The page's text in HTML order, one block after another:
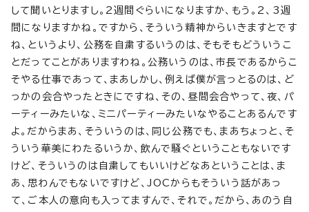
して聞いとりますし。2週間ぐらいになりますか、もう。2、3週
間になりますかね。ですから、そういう精神からいきますとです
ね、というより、公務を自粛するいうのは、そもそもどういうこ
とだってことがありますわね。公務いうのは、市長であるからこ
そやる仕事であって、まあしかし、例えば僕が言っとるのは、ど
っかの会合やったときにですね、その、昼間会合やって、夜、パ
ーティーみたいな、ミニパーティーみたいなやることあるんです
よ。だからまあ、そういうのは、同じ公務でも、まあちょっと、そ
ういう華美にわたるいうか、飲んで騒ぐということもないです
けど、そういうのは自粛してもいいけどなあということは、ま
あ、思わんでもないですけど、JOCからもそういう話があっ
て、ご本人の意向も入ってますんで、それで。だから、あのう自